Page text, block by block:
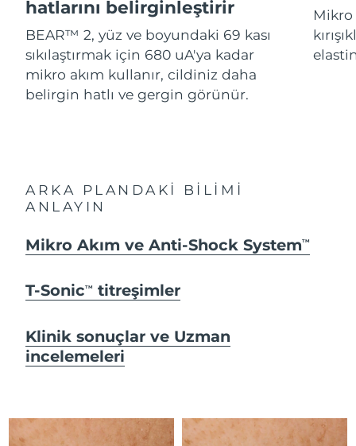
hatlarını belirginleştirir
BEAR™ 2, yüz ve boyundaki 69 kası
sıkılaştırmak için 680 uA'ya kadar
mikro akım kullanır, cildiniz daha
belirgin hatlı ve gergin görünür.
Mikro
ARKA PLANDAKİ BİLİMİ
ANLAYIN
Mikro Akım ve Anti-Shock SystemTM
T-SonicTM titreşimler
Klinik sonuçlar ve Uzman
incelemeleri
For healthy hair
18% PAP
FOREO APP
İsrail Tahmini teslim tarihi 8/15/26
İtalya Tahmini teslim tarihi 8/11/26
Japonya Tahmini teslim tarihi
Kuveyt
Letonya Tahmini teslim tarihi8/11/26
Lübnan
Lüksemburg
Malezya Tahmini teslim tarihi8/14/26